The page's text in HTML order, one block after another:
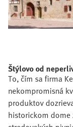
Štýlovo od
To, čím sa firma
nekompromisná
produktov
historickom dome